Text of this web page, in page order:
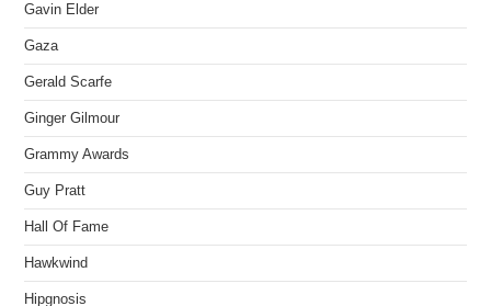
Gavin Elder
Gaza
Gerald Scarfe
Ginger Gilmour
Grammy Awards
Guy Pratt
Hall Of Fame
Hawkwind
Hipgnosis